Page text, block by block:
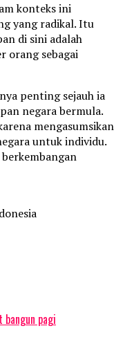
konteks ini
yang radikal. Itu
di sini adalah
orang sebagai
penting sejauh ia
negara bermula.
mengasumsikan
untuk individu.
pagi